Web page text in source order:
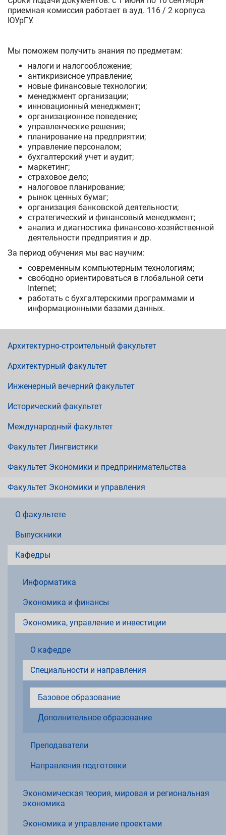
приемная комиссия работает в ауд. 116 / 2 корпуса
ЮУрГУ.
Мы поможем получить знания по предметам:
налоги и налогообложение;
антикризисное управление;
новые финансовые технологии;
менеджмент организации;
инновационный менеджмент;
организационное поведение;
управленческие решения;
планирование на предприятии;
управление персоналом;
бухгалтерский учет и аудит;
маркетинг;
страховое дело;
налоговое планирование;
рынок ценных бумаг;
организация банковской деятельности;
стратегический и финансовый менеджмент;
анализ и диагностика финансово-хозяйственной
деятельности предприятия и др.
За период обучения мы вас научим:
современным компьютерным технологиям;
свободно ориентироваться в глобальной сети
Internet;
работать с бухгалтерскими программами и
информационными базами данных.
Архитектурно-строительный факультет
Архитектурный факультет
Инженерный вечерний факультет
Исторический факультет
Международный факультет
Факультет Лингвистики
Факультет Экономики и предпринимательства
Факультет Экономики и управления
О факультете
Выпускники
Кафедры
Информатика
Экономика и финансы
Экономика, управление и инвестиции
О кафедре
Специальности и направления
Базовое образование
Дополнительное образование
Преподаватели
Направления подготовки
Экономическая теория, мировая и региональная
экономика
Экономика и управление проектами